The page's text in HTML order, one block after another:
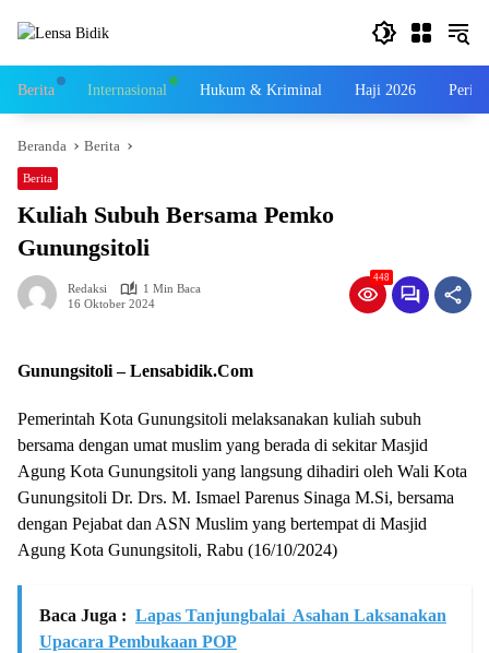
Berita Internasional Hukum & Kriminal Haji 2026
Beranda Berita
Berita
Kuliah Subuh Bersama Pemko
Gunungsitoli
Redaksi
1 Min Baca
16 Oktober 2024
448
Gunungsitoli – Lensabidik.Com
Pemerintah Kota Gunungsitoli melaksanakan kuliah subuh
bersama dengan umat muslim yang berada di sekitar Masjid
Agung Kota Gunungsitoli yang langsung dihadiri oleh Wali Kota
Gunungsitoli Dr. Drs. M. Ismael Parenus Sinaga M.Si, bersama
dengan Pejabat dan ASN Muslim yang bertempat di Masjid
Agung Kota Gunungsitoli, Rabu (16/10/2024)
Baca Juga : Lapas Tanjungbalai Asahan Laksanakan
Upacara Pembukaan POP